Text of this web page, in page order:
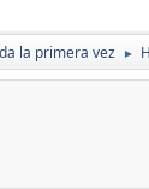
la primera vez ►